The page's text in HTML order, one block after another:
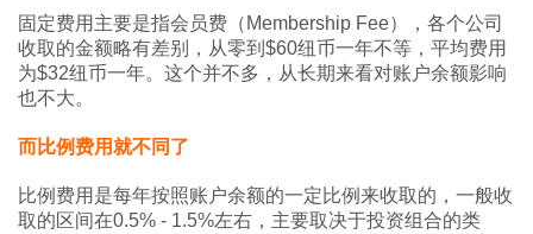
固定费用主要是指会员费（Membership Fee），各个公司
收取的金额略有差别，从零到$60纽币一年不等，平均费用
为$32纽币一年。这个并不多，从长期来看对账户余额影响
也不大。
而比例费用就不同了
比例费用是每年按照账户余额的一定比例来收取的，一般收
取的区间在0.5% - 1.5%左右，主要取决于投资组合的类